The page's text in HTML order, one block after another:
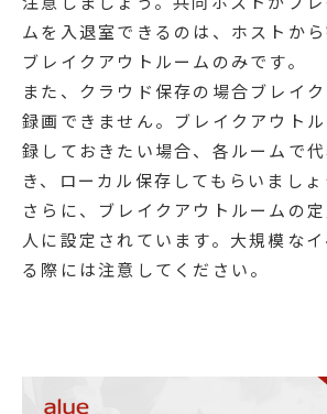
ムを入退室できるのは、ホストか
ブレイクアウトルームのみです。
また、クラウド保存の場合ブレイ
録画できません。ブレイクアウト
録しておきたい場合、各ルームで
き、ローカル保存してもらいましょ
さらに、ブレイクアウトルームの
人に設定されています。大規模な
る際には注意してください。